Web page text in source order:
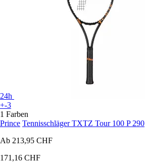
24h
+-3
1 Farben
Prince Tennisschläger TXTZ Tour 100 P 290
Ab 213,95 CHF
171,16 CHF